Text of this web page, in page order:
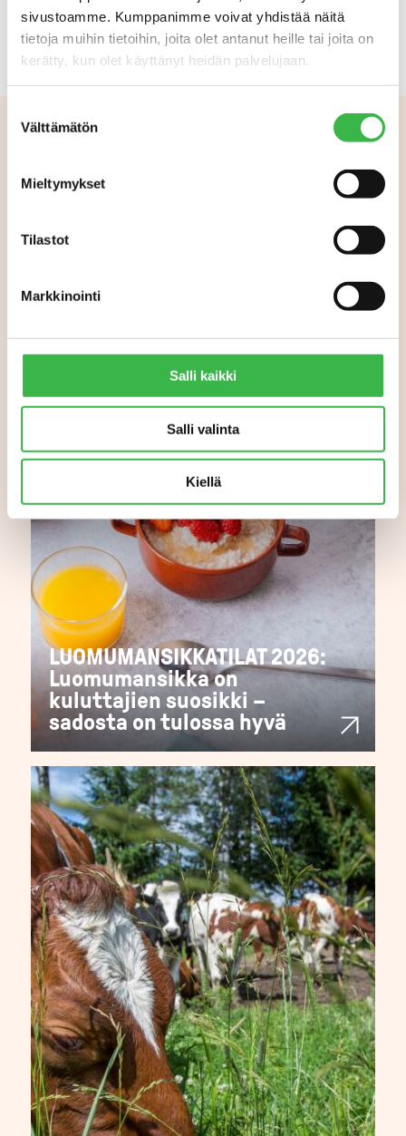
sivustoamme. Kumppanimme voivat yhdistää näitä
tietoja muihin tietoihin, joita olet antanut heille tai joita on
kerätty, kun olet käyttänyt heidän palvelujaan.
valinta
Välttämätön
Mieltymykset
Tilastot
Markkinointi
Salli kaikki
Salli valinta
Kiellä
Aiheeseen liittyvää
LUOMUMANSIKKATILAT 2026:
Luomumansikka on
kuluttajien suosikki –
sadosta on tulossa hyvä